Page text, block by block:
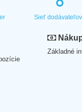
Sieť dodávateľov
Základné